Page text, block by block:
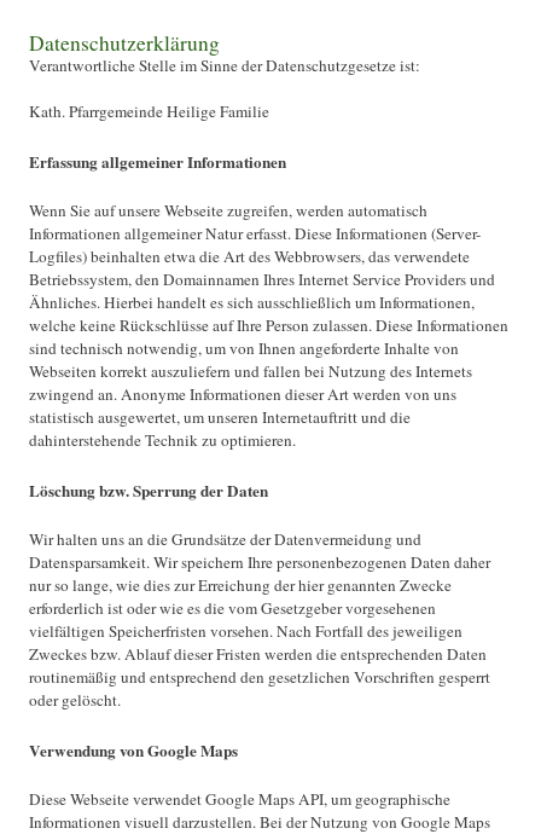
Datenschutzerklärung
Verantwortliche Stelle im Sinne der Datenschutzgesetze ist:
Kath. Pfarrgemeinde Heilige Familie
Erfassung allgemeiner Informationen
Wenn Sie auf unsere Webseite zugreifen, werden automatisch
Informationen allgemeiner Natur erfasst. Diese Informationen (Server-
Logfiles) beinhalten etwa die Art des Webbrowsers, das verwendete
Betriebssystem, den Domainnamen Ihres Internet Service Providers und
Ähnliches. Hierbei handelt es sich ausschließlich um Informationen,
welche keine Rückschlüsse auf Ihre Person zulassen. Diese Informationen
sind technisch notwendig, um von Ihnen angeforderte Inhalte von
Webseiten korrekt auszuliefern und fallen bei Nutzung des Internets
zwingend an. Anonyme Informationen dieser Art werden von uns
statistisch ausgewertet, um unseren Internetauftritt und die
dahinterstehende Technik zu optimieren.
Löschung bzw. Sperrung der Daten
Wir halten uns an die Grundsätze der Datenvermeidung und
Datensparsamkeit. Wir speichern Ihre personenbezogenen Daten daher
nur so lange, wie dies zur Erreichung der hier genannten Zwecke
erforderlich ist oder wie es die vom Gesetzgeber vorgesehenen
vielfältigen Speicherfristen vorsehen. Nach Fortfall des jeweiligen
Zweckes bzw. Ablauf dieser Fristen werden die entsprechenden Daten
routinemäßig und entsprechend den gesetzlichen Vorschriften gesperrt
oder gelöscht.
Verwendung von Google Maps
Diese Webseite verwendet Google Maps API, um geographische
Informationen visuell darzustellen. Bei der Nutzung von Google Maps